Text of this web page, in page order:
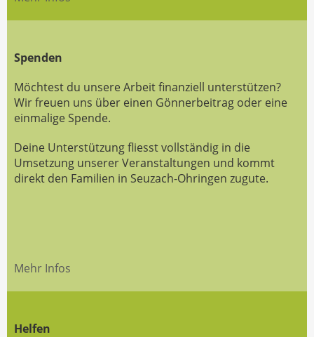
Spenden
Möchtest du unsere Arbeit finanziell unterstützen?
Wir freuen uns über einen Gönnerbeitrag oder eine
einmalige Spende.
Deine Unterstützung fliesst vollständig in die
Umsetzung unserer Veranstaltungen und kommt
direkt den Familien in Seuzach-Ohringen zugute.
Mehr Infos
Helfen